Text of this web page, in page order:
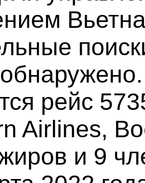
рейс
Airlines,
и 9